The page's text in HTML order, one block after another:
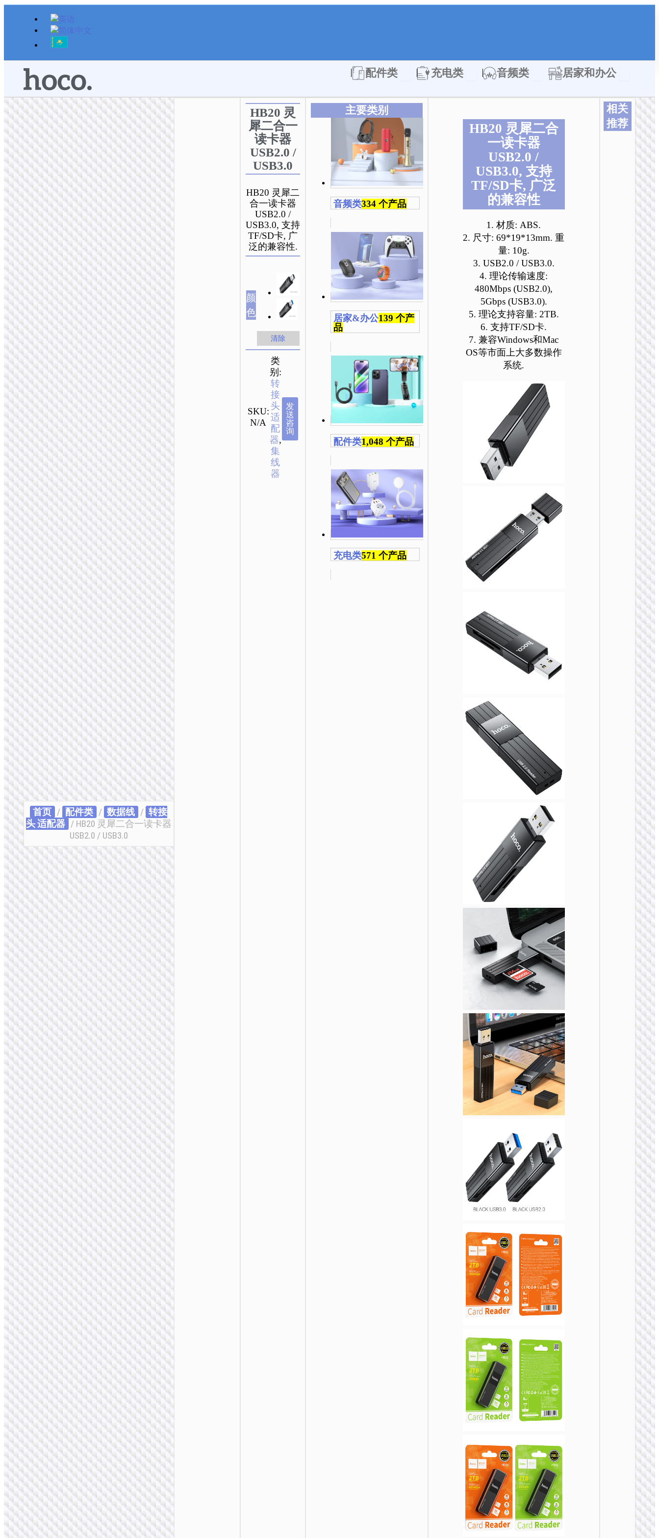
跳
配件类 Open 配件类充电类 Open 充电类音频类 Open 音频类居家和办公
首页 / 配件类 / 数据线 / 转接
头 适配器 / HB20 灵犀二合一读卡器
USB2.0 / USB3.0
HB20 灵
犀二合一
读卡器
USB2.0 /
USB3.0
HB20 灵犀二
合一读卡器
USB2.0 /
USB3.0, 支持
TF/SD卡, 广
泛的兼容性.
颜
色
清除
SKU:
N/A
类
别:
转
接
头
适
配
器,
集
线
器
发
送
咨
询
主要类别
音频类334 个产品
居家&办公139 个产
品
配件类1,048 个产品
充电类571 个产品
HB20 灵犀二合
一读卡器
USB2.0 /
USB3.0, 支持
TF/SD卡, 广泛
的兼容性
1. 材质: ABS.
2. 尺寸: 69*19*13mm. 重
量: 10g.
3. USB2.0 / USB3.0.
4. 理论传输速度:
480Mbps (USB2.0),
5Gbps (USB3.0).
5. 理论支持容量: 2TB.
6. 支持TF/SD卡.
7. 兼容Windows和Mac
OS等市面上大多数操作
系统.
相关
推荐
集线器
HB52
八合一
展坞
本
产
品
有
多
种
变
体
可
在
产
品
页
面
上
选
择
这
些
选
项
集线器
HB51
六合一
展坞
C
本
产
品
有
多
种
变
体
可
在
产
品
页
面
上
选
择
这
些
选
项
集线器
HB50
五合一
展坞
C
本
产
品
有
多
种
变
体
可
在
产
品
页
面
上
选
择
这
些
选
项
集线器
HB42
网卡转
器
to 3 ×
A3.0 +
RJ45
本
产
品
有
多
种
变
体
可
在
产
品
页
面
上
选
择
这
些
选
项
集线器
HB42
4合1网
转换器
USB-A
× USB-
A3.0 +
RJ45
本
产
品
有
多
种
变
体
可
在
产
品
页
面
上
选
择
这
些
选
项
集线器
HB42
4合1网
转换器
USB-A
× USB-
A2.0 +
RJ45
本
产
品
有
多
种
变
体
可
在
产
品
页
面
上
选
择
这
些
选
项